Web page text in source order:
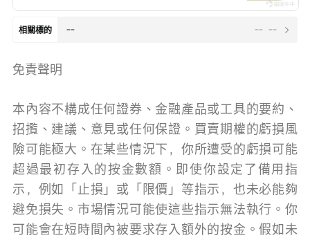
相關標的 -- -- --
免責聲明
本內容不構成任何證券、金融產品或工具的要約、
招攬、建議、意見或任何保證。買賣期權的虧損風
險可能極大。在某些情況下，你所遭受的虧損可能
超過最初存入的按金數額。即使你設定了備用指
示，例如「止損」或「限價」等指示，也未必能夠
避免損失。市場情況可能使這些指示無法執行。你
可能會在短時間內被要求存入額外的按金。假如未